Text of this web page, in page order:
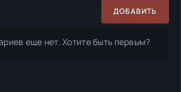
ДОБАВИТЬ
еще нет. Хотите быть первым?